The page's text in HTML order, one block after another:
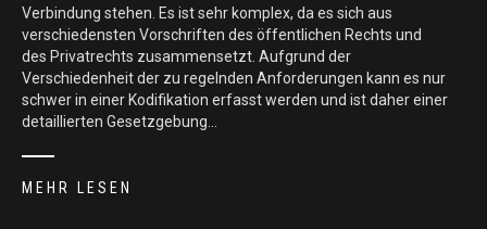
Verbindung stehen. Es ist sehr komplex, da es sich aus
verschiedensten Vorschriften des öffentlichen Rechts und
des Privatrechts zusammensetzt. Aufgrund der
Verschiedenheit der zu regelnden Anforderungen kann es nur
schwer in einer Kodifikation erfasst werden und ist daher einer
detaillierten Gesetzgebung…
MEHR LESEN